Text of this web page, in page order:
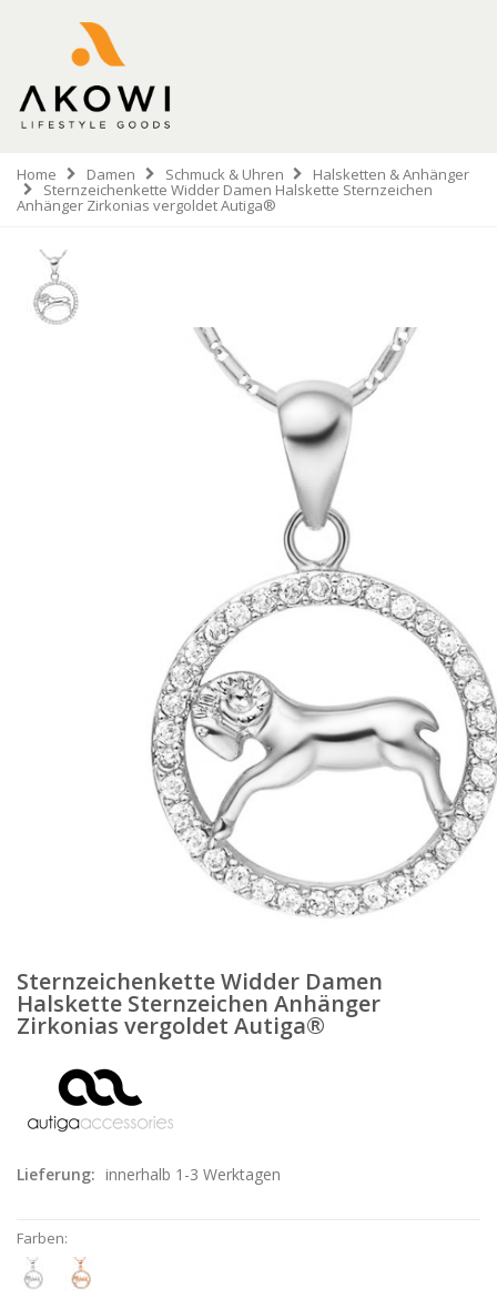
Home Damen Schmuck & Uhren Halsketten & Anhänger
Sternzeichenkette Widder Damen Halskette Sternzeichen
Anhänger Zirkonias vergoldet Autiga®
Sternzeichenkette Widder Damen
Halskette Sternzeichen Anhänger
Zirkonias vergoldet Autiga®
Lieferung: innerhalb 1-3 Werktagen
Farben: